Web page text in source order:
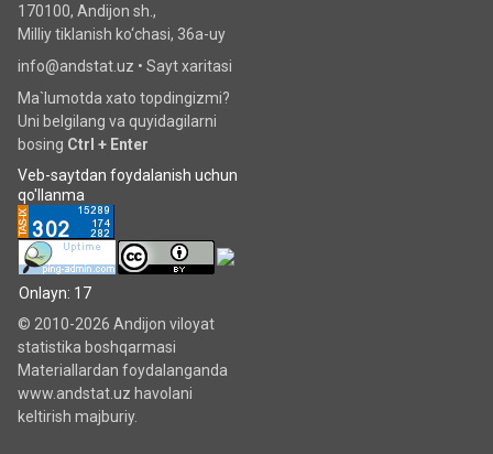
170100, Andijon sh.,
Milliy tiklanish ko‘chаsi, 36a-uy
info@andstat.uz • Sayt xaritasi
Ma`lumotda xato topdingizmi?
Uni belgilang va quyidagilarni
bosing Ctrl + Enter
Veb-saytdan foydalanish uchun
qo'llanma
Onlayn: 17
© 2010-2026 Andijon viloyat
statistika boshqarmasi
Materiallardan foydalanganda
www.andstat.uz havolani
keltirish majburiy.